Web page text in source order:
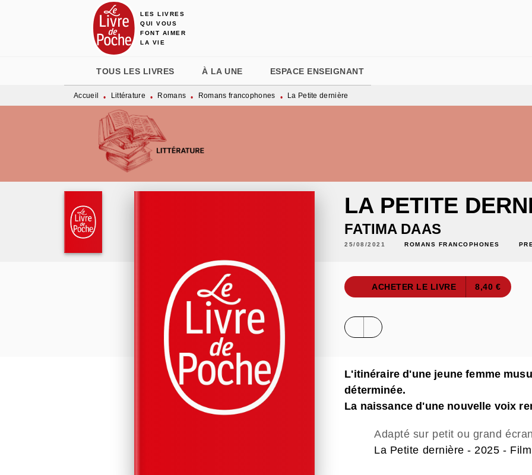
MENU RECHERCHE
LES LIVRES
QUI VOUS
FONT AIMER
LA VIE
TOUS LES LIVRES À LA UNE ESPACE ENSEIGNANT
Accueil • Littérature • Romans • Romans francophones • La Petite dernière
LA PETITE
FATIMA DAAS
25/08/2021 ROMANS FRANCOPHONES
ACHETER LE LIVRE 8,40 €
L'itinéraire d'une jeune femme
déterminée.
La naissance d'une nouvelle voix
Adapté sur petit ou grand
La Petite dernière - 2025 - Film